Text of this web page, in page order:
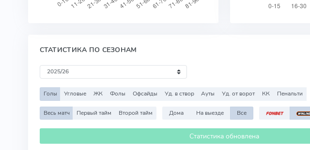
СТАТИСТИКА ПО СЕЗОНАМ
Голы Угловые ЖК Фолы Офсайды Уд. в створ Ауты Уд. от ворот КК Пенальти
Весь матч Первый тайм Второй тайм Дома На выезде Все
Статистика обновлена